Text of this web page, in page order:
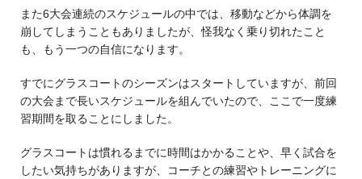
また6大会連続のスケジュールの中では、移動などから体調を
崩してしまうこともありましたが、怪我なく乗り切れたこと
も、もう一つの自信になります。
すでにグラスコートのシーズンはスタートしていますが、前回
の大会まで長いスケジュールを組んでいたので、ここで一度練
習期間を取ることにしました。
グラスコートは慣れるまでに時間はかかることや、早く試合を
したい気持ちがありますが、コーチとの練習やトレーニングに